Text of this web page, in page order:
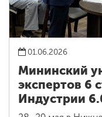
01.06.2026
Мининский
экспертов 6
Индустрии